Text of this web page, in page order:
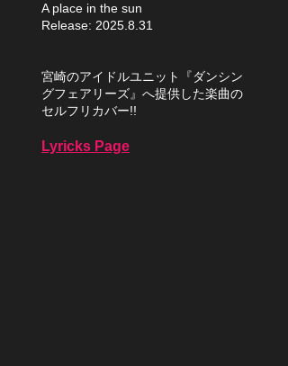
A place in the sun
Release: 2025.8.31
宮崎のアイドルユニット『ダンシン
グフェアリーズ』へ提供した楽曲の
セルフリカバー!!
Lyricks Page